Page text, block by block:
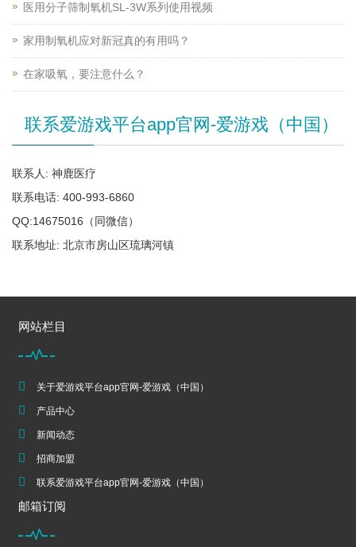
医用分子筛制氧机SL-3W系列使用视频
家用制氧机应对新冠真的有用吗？
在家吸氧，要注意什么？
联系爱游戏平台app官网-爱游戏（中国）
联系人: 神鹿医疗
联系电话: 400-993-6860
QQ:14675016（同微信）
联系地址: 北京市房山区琉璃河镇
网站栏目
关于爱游戏平台app官网-爱游戏（中国）
产品中心
新闻动态
招商加盟
联系爱游戏平台app官网-爱游戏（中国）
邮箱订阅